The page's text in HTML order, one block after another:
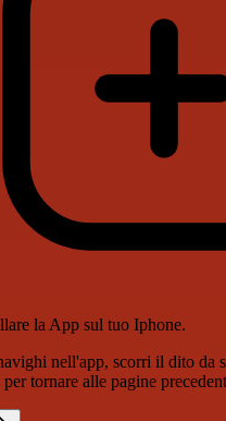
la App sul tuo Iphone.
nell'app, scorri il dito da
per tornare alle pagine